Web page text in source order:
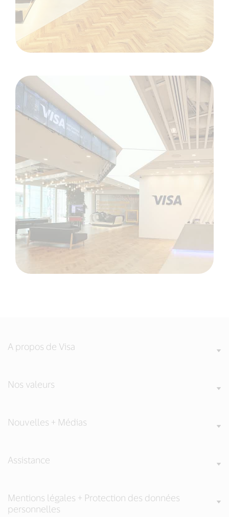
A propos de Visa
Nos valeurs
Nouvelles + Médias
Assistance
Mentions légales + Protection des données
personnelles